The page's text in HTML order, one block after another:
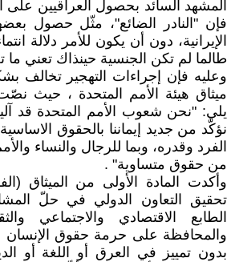
المشهد السائد بحصول العراقيين على
فإن "النادر الضائع"، مثّل حصول
الإيرانية، دون أن يكون للأمر دلالة
طالما لم تكن الجنسية حينذاك تعني ما
وعليه فإن إجراءات التهجير تخالف
ميثاق هيئة الأمم المتحدة ، حيث
يلي: "نحن شعوب الأمم المتحدة قد
نؤكّد من جديد إيماننا بالحقوق
الفرد وقدره، وبما للرجال والنساء
من حقوق متساوية" .
وأكدت المادة الأولى من الميثاق
تحقيق التعاون الدولي في حلّ
الطابع الاقتصادي والاجتماعي
والمحافظة على حرمة حقوق الإنسان
بدون تمييز في العرق أو اللغة أو